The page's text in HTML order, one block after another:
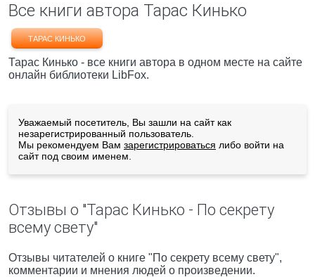
Все книги автора Тарас Кинько
ТАРАС КИНЬКО
Тарас Кинько - все книги автора в одном месте на сайте
онлайн библиотеки LibFox.
Уважаемый посетитель, Вы зашли на сайт как
незарегистрированный пользователь.
Мы рекомендуем Вам зарегистрироваться либо войти на
сайт под своим именем.
Отзывы о "Тарас Кинько - По секрету
всему свету"
Отзывы читателей о книге "По секрету всему свету",
комментарии и мнения людей о произведении.